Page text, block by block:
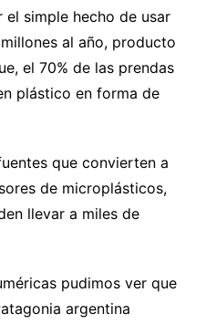
simple hecho de usar
al año, producto
el 70% de las prendas
plástico en forma de
que convierten a
de microplásticos,
llevar a miles de
pudimos ver que
argentina